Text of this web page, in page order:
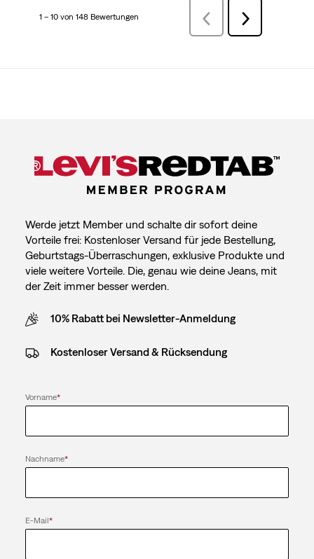
1 – 10 von 148 Bewertungen ZurückBewertungen
Weiter
Bewertungen
Werde jetzt Member und schalte dir sofort deine
Vorteile frei: Kostenloser Versand für jede Bestellung,
Geburtstags-Überraschungen, exklusive Produkte und
viele weitere Vorteile. Die, genau wie deine Jeans, mit
der Zeit immer besser werden.
10% Rabatt bei Newsletter-Anmeldung
Kostenloser Versand & Rücksendung
Vorname*
Nachname*
E-Mail*